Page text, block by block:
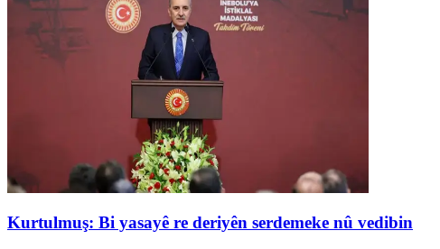
Kurtulmuş: Bi yasayê re deriyên serdemeke nû vedibin